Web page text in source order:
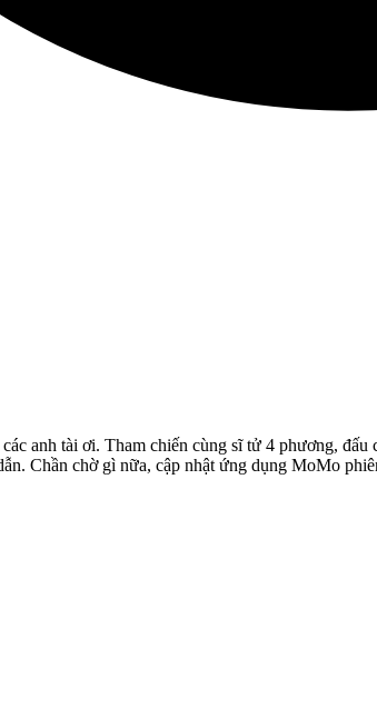
anh tài ơi. Tham chiến cùng sĩ tử 4 phương,
Chần chờ gì nữa, cập nhật ứng dụng MoMo